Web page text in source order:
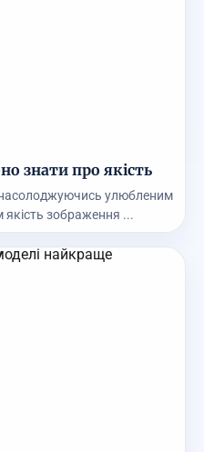
знати про якість
насолоджуючись улюбленим
зображення ...